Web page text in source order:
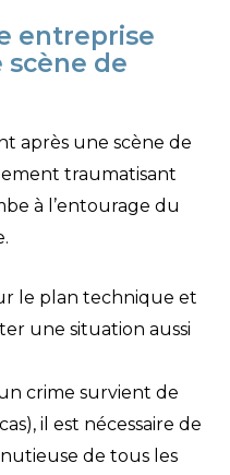
entreprise
de
après une scène de
traumatisant
à l’entourage du
le plan technique et
une situation aussi
crime survient de
il est nécessaire de
de tous les